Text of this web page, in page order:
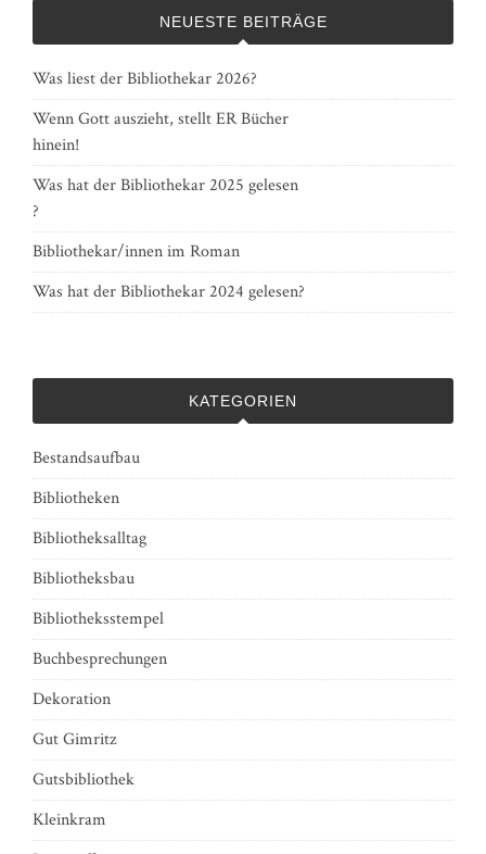
NEUESTE BEITRÄGE
Was liest der Bibliothekar 2026?
Wenn Gott auszieht, stellt ER Bücher
hinein!
Was hat der Bibliothekar 2025 gelesen
?
Bibliothekar/innen im Roman
Was hat der Bibliothekar 2024 gelesen?
KATEGORIEN
Bestandsaufbau
Bibliotheken
Bibliotheksalltag
Bibliotheksbau
Bibliotheksstempel
Buchbesprechungen
Dekoration
Gut Gimritz
Gutsbibliothek
Kleinkram